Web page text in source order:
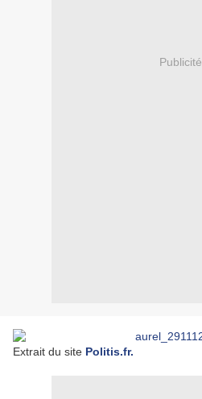
Publicité
Extrait du site Politis.fr.